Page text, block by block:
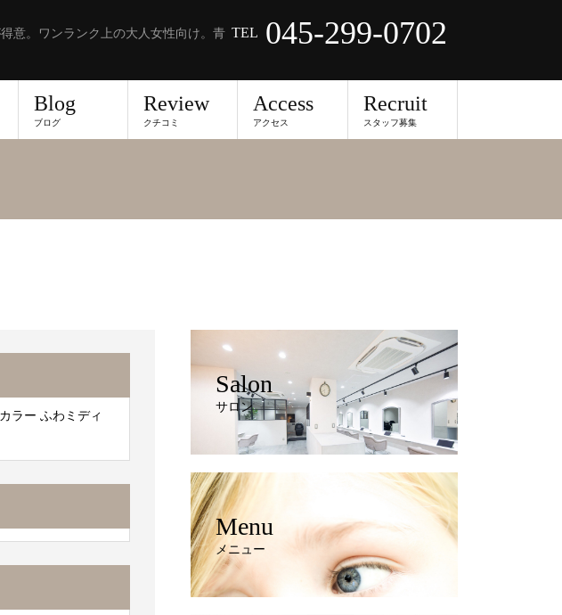
意。ワンランク上の大人女性向け。青 TEL 045-299-0702
Blog
ブログ
Review
クチコミ
Access
アクセス
Recruit
スタッフ募集
ラー ふわミディ
Salon
サロン
Menu
メニュー